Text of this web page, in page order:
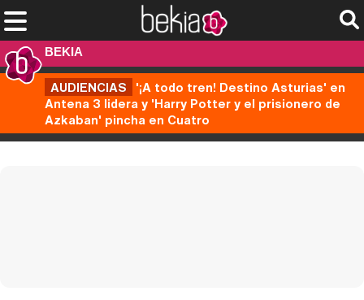
BEKIA
AUDIENCIAS '¡A todo tren! Destino Asturias' en
Antena 3 lidera y 'Harry Potter y el prisionero de
Azkaban' pincha en Cuatro